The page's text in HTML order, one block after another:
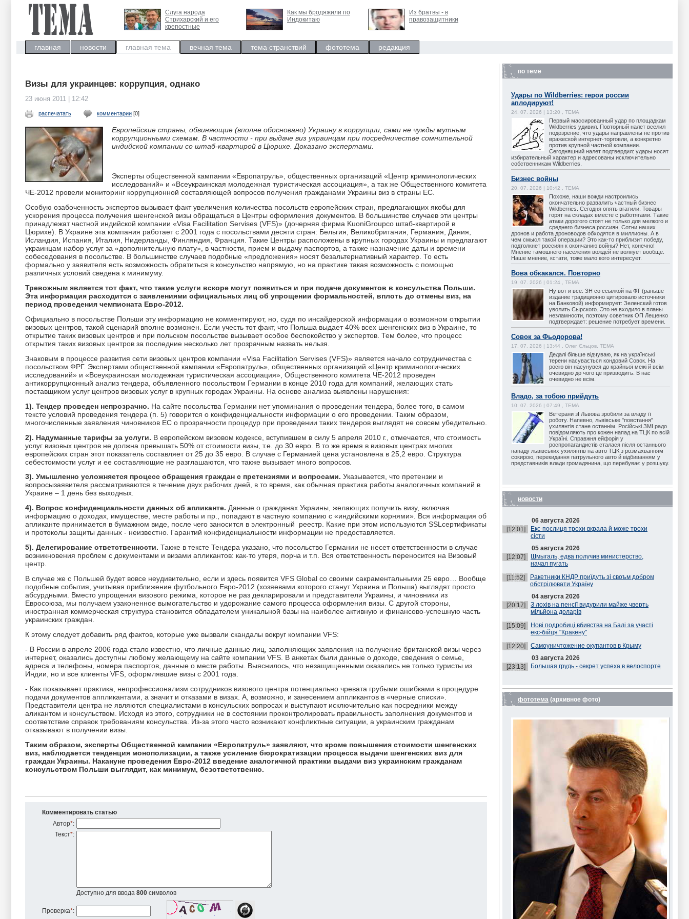
Слуга народа
Стрихарский и его
крепостные
Как мы бродяжили по
Индокитаю
Из братвы - в
правозащитники
главная новости главная тема вечная тема тема странствий фототема редакция
Визы для украинцев: коррупция, однако
23 июня 2011 | 12:42
распечатать комментарии [0]
Европейские страны, обвиняющие (вполне обосновано) Украину в коррупции, сами не чужды мутным
коррупционными схемам. В частности - при выдаче виз украинцам при посредничестве сомнительной
индийской компании со штаб-квартирой в Цюрихе. Доказано экспертами.
Эксперты общественной кампании «Европатруль», общественных организаций «Центр криминологических
исследований» и «Всеукраинская молодежная туристическая ассоциация», а так же Общественного комитета
ЧЕ-2012 провели мониторинг коррупционной составляющей вопросов получения гражданами Украины виз в страны ЕС.
Особую озабоченность экспертов вызывает факт увеличения количества посольств европейских стран, предлагающих якобы для
ускорения процесса получения шенгенской визы обращаться в Центры оформления документов. В большинстве случаев эти центры
принадлежат частной индийской компании «Visa Facilitation Servises (VFS)» (дочерняя фирма KuoniGroupсо штаб-квартирой в
Цюрихе). В Украине эта компания работает с 2001 года с посольствами десяти стран: Бельгия, Великобритания, Германия, Дания,
Исландия, Испания, Италия, Нидерланды, Финляндия, Франция. Такие Центры расположены в крупных городах Украины и предлагают
украинцам набор услуг за «дополнительную плату», в частности, прием и выдачу паспортов, а также назначение даты и времени
собеседования в посольстве. В большинстве случаев подобные «предложения» носят безальтернативный характер. То есть
формально у заявителя есть возможность обратиться в консульство напрямую, но на практике такая возможность с помощью
различных условий сведена к минимуму.
Тревожным является тот факт, что такие услуги вскоре могут появиться и при подаче документов в консульства Польши.
Эта информация расходится с заявлениями официальных лиц об упрощении формальностей, вплоть до отмены виз, на
период проведения чемпионата Евро-2012.
Официально в посольстве Польши эту информацию не комментируют, но, судя по инсайдерской информации о возможном открытии
визовых центров, такой сценарий вполне возможен. Если учесть тот факт, что Польша выдает 40% всех шенгенских виз в Украине, то
открытие таких визовых центров и при польском посольстве вызывает особое беспокойство у экспертов. Тем более, что процесс
открытия таких визовых центров за последние несколько лет прозрачным назвать нельзя.
Знаковым в процессе развития сети визовых центров компании «Visa Facilitation Servises (VFS)» является начало сотрудничества с
посольством ФРГ. Экспертами общественной кампании «Европатруль», общественных организаций «Центр криминологических
исследований» и «Всеукраинская молодежная туристическая ассоциация», Общественного комитета ЧЕ-2012 проведен
антикоррупционный анализ тендера, объявленного посольством Германии в конце 2010 года для компаний, желающих стать
поставщиком услуг центров визовых услуг в крупных городах Украины. На основе анализа выявлены нарушения:
1). Тендер проведен непрозрачно. На сайте посольства Германии нет упоминания о проведении тендера, более того, в самом
тексте условий проведения тендера (п. 5) говорится о конфиденциальности информации о его проведении. Таким образом,
многочисленные заявления чиновников ЕС о прозрачности процедур при проведении таких тендеров выглядят не совсем убедительно.
2). Надуманные тарифы за услуги. В европейском визовом кодексе, вступившем в силу 5 апреля 2010 г., отмечается, что стоимость
услуг визовых центров не должна превышать 50% от стоимости визы, т.е. до 30 евро. В то же время в визовых центрах многих
европейских стран этот показатель составляет от 25 до 35 евро. В случае с Германией цена установлена в 25,2 евро. Структура
себестоимости услуг и ее составляющие не разглашаются, что также вызывает много вопросов.
3). Умышленно усложняется процесс обращения граждан с претензиями и вопросами. Указывается, что претензии и
вопросызаявителя рассматриваются в течение двух рабочих дней, в то время, как обычная практика работы аналогичных компаний в
Украине – 1 день без выходных.
4). Вопрос конфиденциальности данных об апликанте. Данные о гражданах Украины, желающих получить визу, включая
информацию о доходах, имуществе, месте работы и пр., попадают в частную компанию с «индийскими корнями». Вся информация об
апликанте принимается в бумажном виде, после чего заносится в электронный реестр. Какие при этом используются SSLсертификаты
и протоколы защиты данных - неизвестно. Гарантий конфиденциальности информации не предоставляется.
5). Делегирование ответственности. Также в тексте Тендера указано, что посольство Германии не несет ответственности в случае
возникновения проблем с документами и визами апликантов: как-то утеря, порча и т.п. Вся ответственность переносится на Визовый
центр.
В случае же с Польшей будет вовсе неудивительно, если и здесь появится VFS Global со своими сакраментальными 25 евро… Вообще
подобные события, учитывая приближение футбольного Евро-2012 (хозяевами которого станут Украина и Польша) выглядят просто
абсурдными. Вместо упрощения визового режима, которое не раз декларировали и представители Украины, и чиновники из
Евросоюза, мы получаем узаконенное вымогательство и удорожание самого процесса оформления визы. С другой стороны,
иностранная коммерческая структура становится обладателем уникальной базы на наиболее активную и финансово-успешную часть
украинских граждан.
К этому следует добавить ряд фактов, которые уже вызвали скандалы вокруг компании VFS:
- В России в апреле 2006 года стало известно, что личные данные лиц, заполняющих заявления на получение британской визы через
интернет, оказались доступны любому желающему на сайте компании VFS. В анкетах были данные о доходе, сведения о семье,
адреса и телефоны, номера паспортов, данные о месте работы. Выяснилось, что незащищенными оказались не только туристы из
Индии, но и все клиенты VFS, оформлявшие визы с 2001 года.
- Как показывает практика, непрофессионализм сотрудников визового центра потенциально чревата грубыми ошибками в процедуре
подачи документов аппликантами, а значит и отказами в визах. А, возможно, и занесением аппликантов в «черные списки».
Представители центра не являются специалистами в консульских вопросах и выступают исключительно как посредники между
аликантом и консульством. Исходя из этого, сотрудники не в состоянии проконтролировать правильность заполнения документов и
соответствие справок требованиям консульства. Из-за этого часто возникают конфликтные ситуации, а украинским гражданам
отказывают в получении визы.
Таким образом, эксперты Общественной кампании «Европатруль» заявляют, что кроме повышения стоимости шенгенских
виз, наблюдается тенденция монополизации, а также усиление бюрократизации процесса выдачи шенгенских виз для
граждан Украины. Накануне проведения Евро-2012 введение аналогичной практики выдачи виз украинским гражданам
консульством Польши выглядит, как минимум, безответственно.
Комментировать статью
Автор*:
Текст*:
Доступно для ввода 800 символов
Проверка*:
по теме
Удары по Wildberries: герои россии
аплодируют!
24. 07. 2026 | 13:20 , ТЕМА
Первый массированный удар по площадкам
Wildberries удивил. Повторный налет вселил
подозрение, что удары направлены не против
вражеской интернет-торговли, а конкретно
против крупной частной компании.
Сегодняшний налет подтвердил: удары носят
избирательный характер и адресованы исключительно
собственникам Wildberries.
Бизнес войны
20. 07. 2026 | 10:42 , ТЕМА
Похоже, наши вожди настроились
окончательно развалить частный бизнес
Wildberries. Сегодня опять вгатили. Товары
горят на складах вместе с работягами. Такие
атаки дорогого стоят не только для мелкого и
среднего бизнеса россиян. Сотни наших
дронов и работа дроноводов обходятся в миллионы. А в
чем смысл такой операции? Это как-то приблизит победу,
подтолкнет россиян к окончанию войны? Нет, конечно!
Мнение тамошнего населения вождей не волнует вообще.
Наше мнение, кстати, тоже мало кого интересует.
Вова обкакался. Повторно
19. 07. 2026 | 01:24 , ТЕМА
Ну вот и все: ЗН со ссылкой на ФТ (раньше
издание традиционно цитировало источники
на Банковой) информирует: Зеленский готов
уволить Сырского. Это не входило в планы
незламности, поэтому советник ОП Лещенко
подтверждает: решение потребует времени.
Совок за Фьодорова!
17. 07. 2026 | 13:44 , Олег Єльцов, ТЕМА
Дедалі більше відчуваю, як на українські
терени насувається кондовий Совок. На
росію він насунувся до крайньої межі й всім
очевидно до чого це призводить. В нас
очевидно не всім.
Владо, за тобою прийдуть
10. 07. 2026 | 07:49 , ТЕМА
Ветерани зІ Львова зробили за владу її
роботу. Напевно, львівське "повстання"
ухилянтів стане останнім. Російські ЗМІ радо
повідомляють про кожен напад на ТЦК по всій
Україні. Справжня ейфорія у
роспропагандистів сталася після останнього
нападу львівських ухилянтів на авто ТЦК з розмахванням
сокирою, перекидання патрульного авто й відбиванням у
представників влади громадянина, що перебуває у розшуку.
новости
06 августа 2026
[12:01]
Екс-послиця трохи вкрала й може трохи
сісти
05 августа 2026
[12:07]
Шмыгаль, едва получив министерство,
начал пугать
[11:52]
Ракетники КНДР приїдуть зі своъм добром
обстрілювати Україну
04 августа 2026
[20:17]
З лохів на пенсії видурили майже чверть
мільйона доларів
[15:09]
Нові подробиці вбивства на Балі за участі
екс-бійця "Кракену"
[12:20]
Самоуничтожение окупантов в Крыму
03 августа 2026
[23:13]
Большая грудь - секрет успеха в велоспорте
фототема (архивное фото)